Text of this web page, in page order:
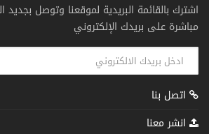
اشترك بالقائمة البريدية لموقعنا وتوصل
مباشرة على بريدك الإلكتروني
اتصل بنا
انشر معنا